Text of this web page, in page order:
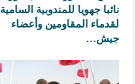
نائبا جهويا للمندوبية السامية
لقدماء المقاومين وأعضاء
جيش…